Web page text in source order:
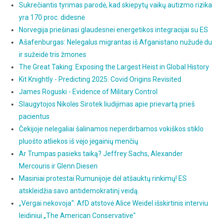
Sukrečiantis tyrimas parodė, kad skiepytų vaikų autizmo rizika
yra 170 proc. didesnė
Norvegija priešinasi glaudesnei energetikos integracijai su ES
Ašafenburgas: Nelegalus migrantas iš Afganistano nužudė du
ir sužeidė tris žmones
The Great Taking: Exposing the Largest Heist in Global History
Kit Knightly - Predicting 2025: Covid Origins Revisited
James Roguski - Evidence of Military Control
Slaugytojos Nikolės Sirotek liudijimas apie prievartą prieš
pacientus
Čekijoje nelegaliai šalinamos neperdirbamos vokiškos stiklo
pluošto atliekos iš vėjo jėgainių menčių
Ar Trumpas pasieks taiką? Jeffrey Sachs, Alexander
Mercouris ir Glenn Diesen
Masiniai protestai Rumunijoje dėl atšauktų rinkimų! ES
atskleidžia savo antidemokratinį veidą.
„Vergai nekovoja“: AfD atstovė Alice Weidel išskirtinis interviu
leidiniui „The American Conservative"